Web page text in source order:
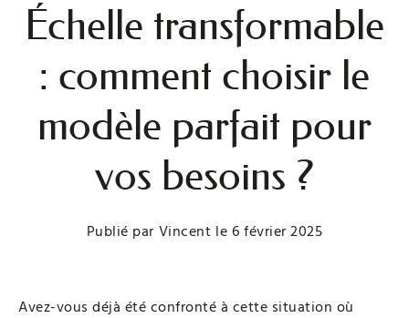
Échelle transformable
: comment choisir le
modèle parfait pour
vos besoins ?
Publié par Vincent le 6 février 2025
Avez-vous déjà été confronté à cette situation où